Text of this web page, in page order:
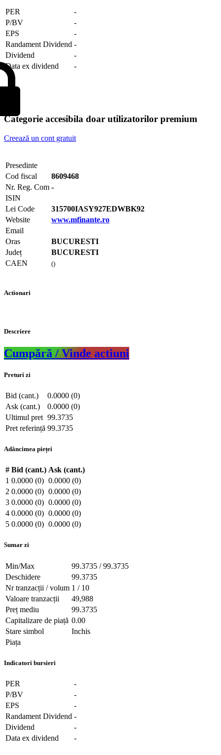
PER
-
P/BV
-
EPS
-
Randament Dividend -
Dividend
-
Data ex dividend
-
Categorie accesibila doar utilizatorilor premium
Creează un cont gratuit
Presedinte
Cod fiscal
8609468
Nr. Reg. Com -
ISIN
Lei Code
315700IASY927EDWBK92
Website
www.mfinante.ro
Email
Oras
BUCURESTI
Județ
BUCURESTI
CAEN
()
Actionari
Descriere
Cumpără / Vinde actiuni
Preturi zi
Bid (cant.)
0.0000 (0)
Ask (cant.)
0.0000 (0)
Ultimul pret 99.3735
Pret referință 99.3735
Adâncimea pieței
# Bid (cant.) Ask (cant.)
1 0.0000 (0) 0.0000 (0)
2 0.0000 (0) 0.0000 (0)
3 0.0000 (0) 0.0000 (0)
4 0.0000 (0) 0.0000 (0)
5 0.0000 (0) 0.0000 (0)
Sumar zi
Min/Max
99.3735 / 99.3735
Deschidere
99.3735
Nr tranzacții / volum 1 / 10
Valoare tranzacții
49,988
Preț mediu
99.3735
Capitalizare de piață 0.00
Stare simbol
Inchis
Piața
Indicatori bursieri
PER
-
P/BV
-
EPS
-
Randament Dividend -
Dividend
-
Data ex dividend
-